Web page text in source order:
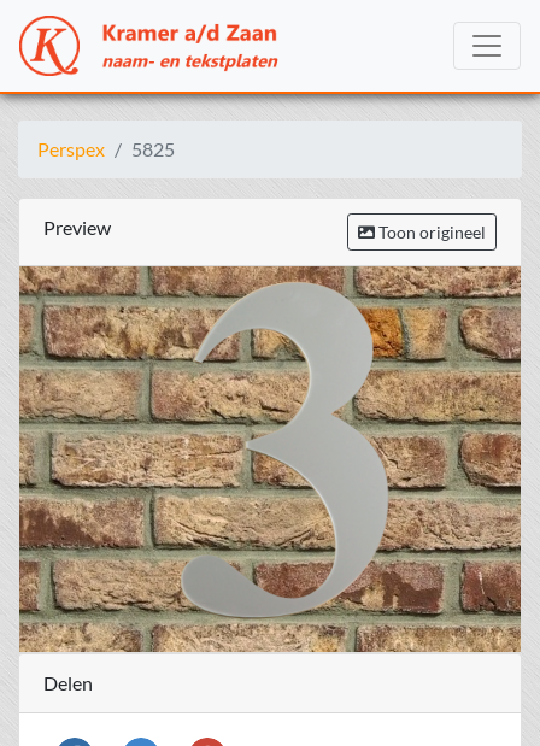
Perspex 5825
Preview Toon origineel
Delen